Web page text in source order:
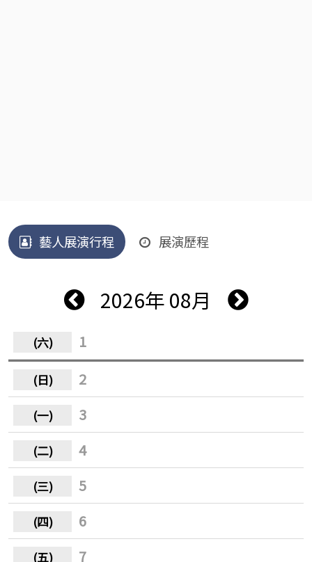
藝人展演行程 展演歷程
2026年 08月
1
2
3
4
5
6
7